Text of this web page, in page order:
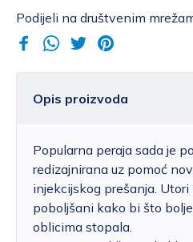
Podijeli na društvenim
Opis proizvoda
Popularna peraja sada je
redizajnirana uz pomoć
injekcijskog prešanja.
poboljšani kako bi što
oblicima stopala.